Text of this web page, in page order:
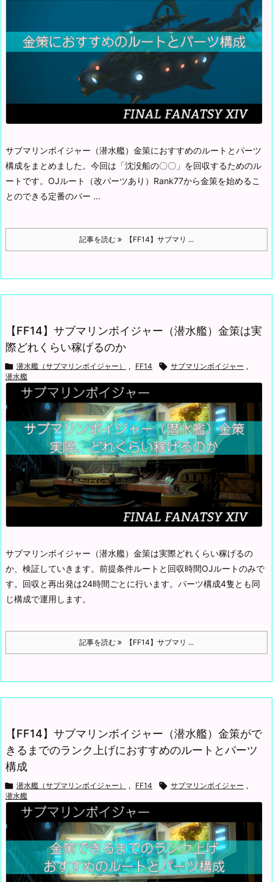
サブマリンボイジャー（潜水艦）金策におすすめのルートとパーツ
構成をまとめました。 今回は「沈没船の〇〇」を回収するためのル
ートです。 OJルート（改パーツあり） Rank77から金策を始めるこ
とのできる定番のパー ...
記事を読む 【FF14】サブマリ ...
【FF14】サブマリンボイジャー（潜水艦）金策は実
際どれくらい稼げるのか
 潜水艦（サブマリンボイジャー） , FF14  サブマリンボイジャー ,
潜水艦
サブマリンボイジャー（潜水艦）金策は実際どれくらい稼げるの
か、検証していきます。 前提条件ルートと回収時間OJルートのみで
す。回収と再出発は24時間ごとに行います。 パーツ構成4隻とも同
じ構成で運用します。
記事を読む 【FF14】サブマリ ...
【FF14】サブマリンボイジャー（潜水艦）金策がで
きるまでのランク上げにおすすめのルートとパーツ
構成
 潜水艦（サブマリンボイジャー） , FF14  サブマリンボイジャー ,
潜水艦